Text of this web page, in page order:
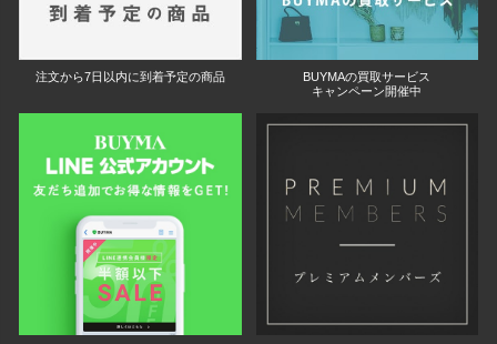
注文から7日以内に到着予定の商品
BUYMAの買取サービス
キャンペーン開催中